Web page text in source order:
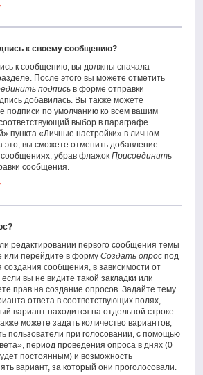
к своему сообщению?
к сообщению, вы должны сначала
После этого вы можете отметить
подпись в форме отправки
добавилась. Вы также можете
подписи по умолчанию ко всем вашим
выбор в параграфе
пункта «Личные настройки» в личном
это, вы сможете отменить добавление
убрав флажокПрисоединить
сообщения.
редактировании первого сообщения темы
или перейдите в формуСоздать опрос под
сообщения, в зависимости от
вы не видите такой закладки или
прав на создание опросов. Задайте тему
ответа в соответствующих полях,
вариант находится на отдельной строке
можете задать количество вариантов,
пользователи при голосовании, с помощью
период проведения опроса в днях (0
постоянным) и возможность
вариант, за который они проголосовали.